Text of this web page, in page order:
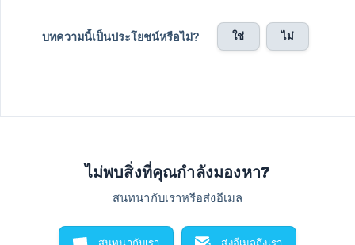
บทความนี้เป็นประโยชน์หรือไม่? ใช่ ไม่
ไม่พบสิ่งที่คุณกำลังมองหา?
สนทนากับเราหรือส่งอีเมล